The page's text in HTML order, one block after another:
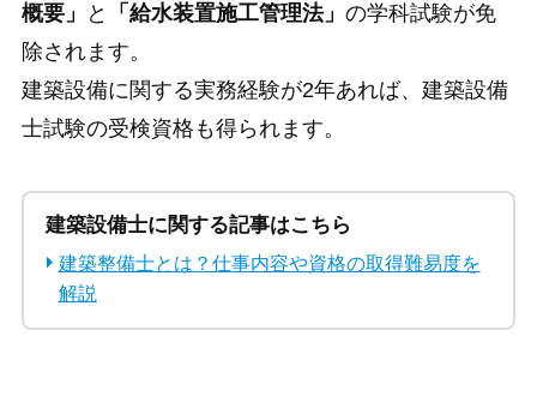
概要」
と 「給水装置施工管理法」 の学科試験が免
除されます。
建築設備に関する実務経験が2年あれば、建築設備
士試験の受検資格も得られます。
建築設備士に関する記事はこちら
建築整備士とは？仕事内容や資格の取得難易度を
解説